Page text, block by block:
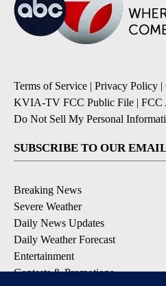
Terms of Service | Privacy Policy |
KVIA-TV FCC Public File | FCC
Do Not Sell My Personal
SUBSCRIBE TO OUR
Breaking News
Severe Weather
Daily News Updates
Daily Weather Forecast
Entertainment
Contests & Promotions